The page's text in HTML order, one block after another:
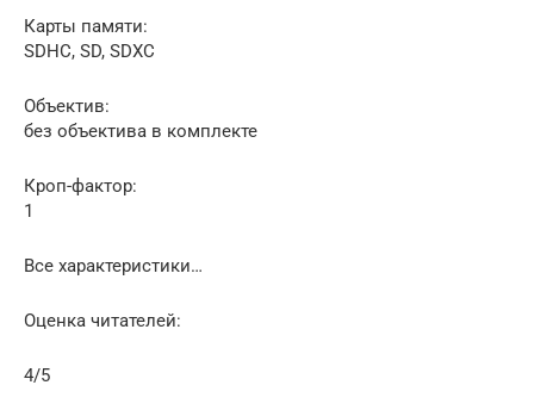
Карты памяти:
SDHC, SD, SDXC
Объектив:
без объектива в комплекте
Кроп-фактор:
1
Все характеристики…
Оценка читателей:
4/5